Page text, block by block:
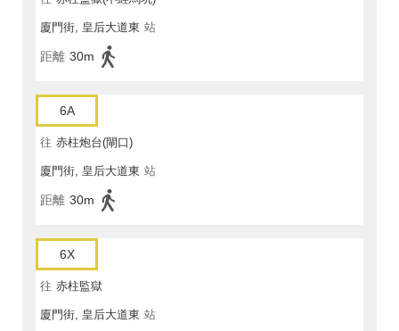
廈門街, 皇后大道東 站
距離 30m
6A
往 赤柱炮台(閘口)
廈門街, 皇后大道東 站
距離 30m
6X
往 赤柱監獄
廈門街, 皇后大道東 站